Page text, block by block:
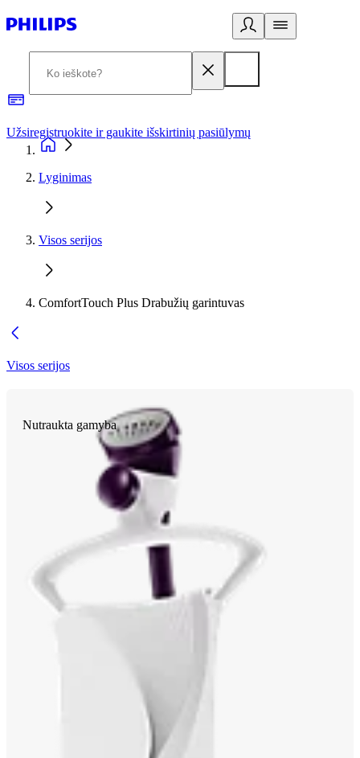
Užsiregistruokite ir gaukite išskirtinių pasiūlymų
Lyginimas
Visos serijos
ComfortTouch Plus Drabužių garintuvas
Visos serijos
Nutraukta gamyba